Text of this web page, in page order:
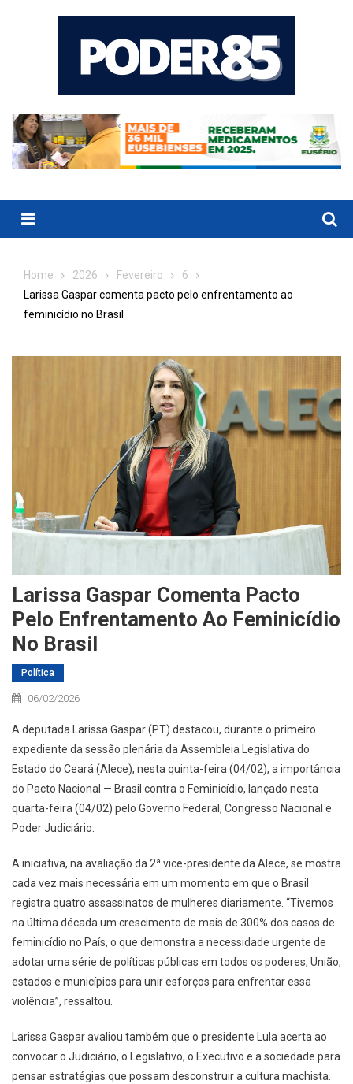
Menu
Home 2026 Fevereiro
6
Larissa Gaspar comenta pacto pelo enfrentamento ao
feminicídio no Brasil
Larissa Gaspar Comenta Pacto
Pelo Enfrentamento Ao Feminicídio
No Brasil
Política
06/02/2026
A deputada Larissa Gaspar (PT) destacou, durante o primeiro
expediente da sessão plenária da Assembleia Legislativa do
Estado do Ceará (Alece), nesta quinta-feira (04/02), a importância
do Pacto Nacional — Brasil contra o Feminicídio, lançado nesta
quarta-feira (04/02) pelo Governo Federal, Congresso Nacional e
Poder Judiciário.
A iniciativa, na avaliação da 2ª vice-presidente da Alece, se mostra
cada vez mais necessária em um momento em que o Brasil
registra quatro assassinatos de mulheres diariamente. “Tivemos
na última década um crescimento de mais de 300% dos casos de
feminicídio no País, o que demonstra a necessidade urgente de
adotar uma série de políticas públicas em todos os poderes, União,
estados e municípios para unir esforços para enfrentar essa
violência”, ressaltou.
Larissa Gaspar avaliou também que o presidente Lula acerta ao
convocar o Judiciário, o Legislativo, o Executivo e a sociedade para
pensar estratégias que possam desconstruir a cultura machista.